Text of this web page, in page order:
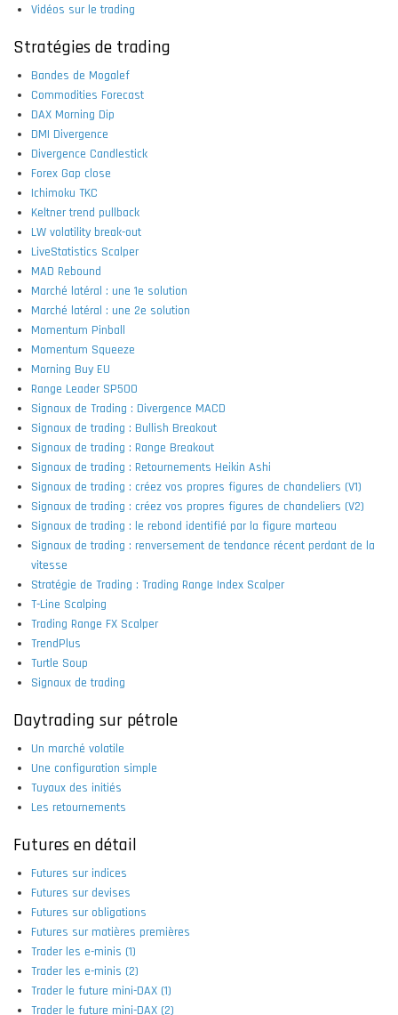
Vidéos sur le trading
Stratégies de trading
Bandes de Mogalef
Commodities Forecast
DAX Morning Dip
DMI Divergence
Divergence Candlestick
Forex Gap close
Ichimoku TKC
Keltner trend pullback
LW volatility break-out
LiveStatistics Scalper
MAD Rebound
Marché latéral : une 1e solution
Marché latéral : une 2e solution
Momentum Pinball
Momentum Squeeze
Morning Buy EU
Range Leader SP500
Signaux de Trading : Divergence MACD
Signaux de trading : Bullish Breakout
Signaux de trading : Range Breakout
Signaux de trading : Retournements Heikin Ashi
Signaux de trading : créez vos propres figures de chandeliers (V1)
Signaux de trading : créez vos propres figures de chandeliers (V2)
Signaux de trading : le rebond identifié par la figure marteau
Signaux de trading : renversement de tendance récent perdant de la
vitesse
Stratégie de Trading : Trading Range Index Scalper
T-Line Scalping
Trading Range FX Scalper
TrendPlus
Turtle Soup
Signaux de trading
Daytrading sur pétrole
Un marché volatile
Une configuration simple
Tuyaux des initiés
Les retournements
Futures en détail
Futures sur indices
Futures sur devises
Futures sur obligations
Futures sur matières premières
Trader les e-minis (1)
Trader les e-minis (2)
Trader le future mini-DAX (1)
Trader le future mini-DAX (2)